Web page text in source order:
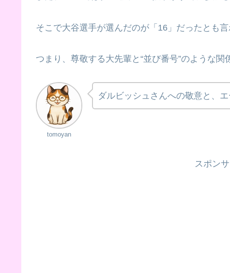
そこで大谷選手が選んだのが「16」だったとも言
つまり、尊敬する大先輩と“並び番号”のような関
tomoyan
ダルビッシュさんへの敬意と、
スポン